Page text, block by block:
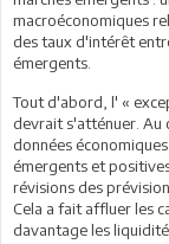
macroéconomiques
des taux d'intérêt
émergents.
Tout d'abord, l' «
devrait s'atténuer. Au
données
émergents et
révisions des
Cela a fait affluer les
davantage les